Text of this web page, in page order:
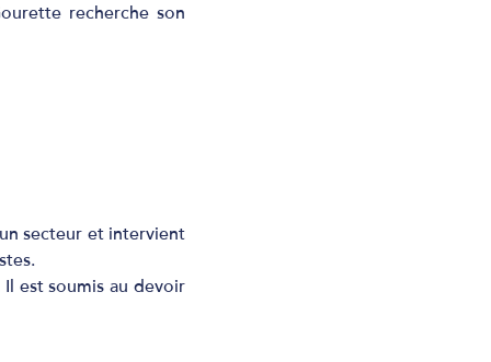
recherche son
secteur et intervient
est soumis au devoir